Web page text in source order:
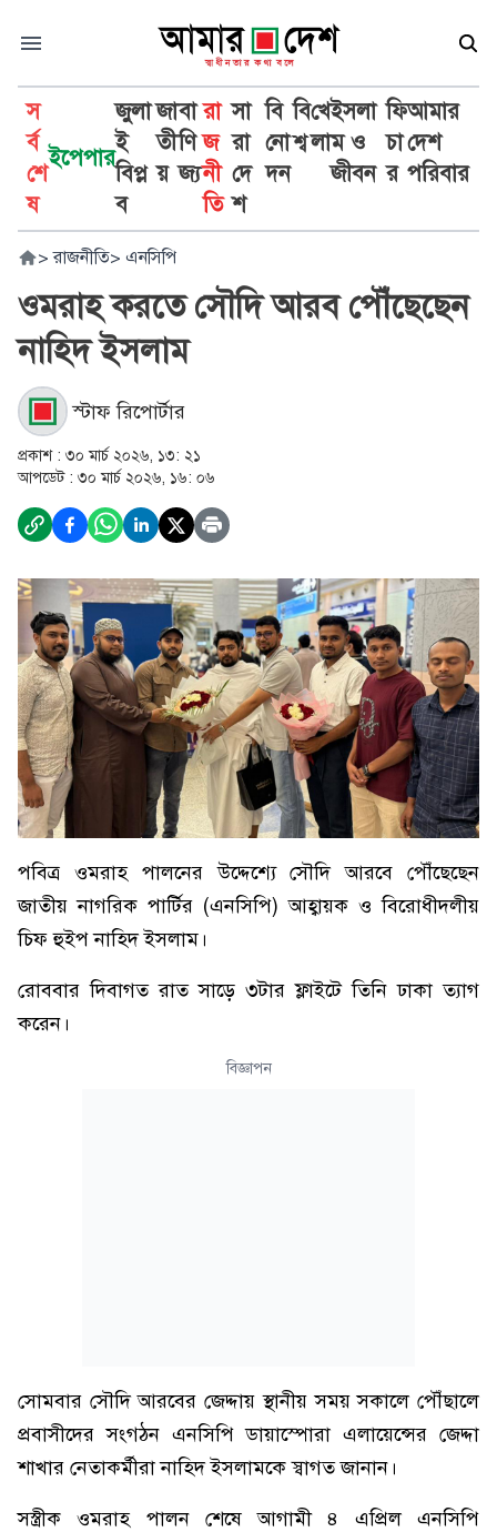
স
র্ব
শে
ষ
ইপেপার
জুলা
ই
বিপ্ল
ব
জা
তী
য়
বা
ণি
জ্য
রা
জ
নী
তি
সা
রা
দে
শ
বি
নো
দন
বি
শ্ব
খে
লা
ইসলা
ম ও
জীবন
ফি
চা
র
আমার
দেশ
পরিবার
> রাজনীতি> এনসিপি
ওমরাহ করতে সৌদি আরব পৌঁছেছেন
নাহিদ ইসলাম
স্টাফ রিপোর্টার
প্রকাশ : ৩০ মার্চ ২০২৬, ১৩: ২১
আপডেট : ৩০ মার্চ ২০২৬, ১৬: ০৬
পবিত্র ওমরাহ পালনের উদ্দেশ্যে সৌদি আরবে পৌঁছেছেন
জাতীয় নাগরিক পার্টির (এনসিপি) আহ্বায়ক ও বিরোধীদলীয়
চিফ হুইপ নাহিদ ইসলাম।
রোববার দিবাগত রাত সাড়ে ৩টার ফ্লাইটে তিনি ঢাকা ত্যাগ
করেন।
বিজ্ঞাপন
সোমবার সৌদি আরবের জেদ্দায় স্থানীয় সময় সকালে পৌঁছালে
প্রবাসীদের সংগঠন এনসিপি ডায়াস্পোরা এলায়েন্সের জেদ্দা
শাখার নেতাকর্মীরা নাহিদ ইসলামকে স্বাগত জানান।
সস্ত্রীক ওমরাহ পালন শেষে আগামী ৪ এপ্রিল এনসিপি